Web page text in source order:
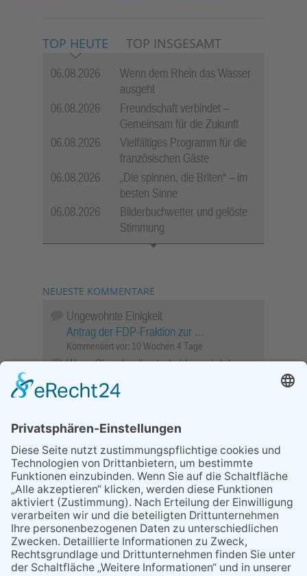
TOP HEUTE TOP INSGESAMT
06.08.2026
Wenn dem Rhein das Wasser
ausgeht
06.08.2026
Freundschaft verbindet –
Gemeinsam für die Zukunft
06.08.2026
Vielfältiges Programm für die
französischen Gäste
06.08.2026
„Die spinnen, die Briten“ – im
besten Sinne
06.08.2026
Bilderbuchwetter und gelöste
Stimmung
NEUESTE KOMMENTARE
Ungewohnte Einigkeit
Antrag der FDP-Fraktion zur …
Kommentiert vor: 10 Wochen 4 Tage
Wenn Sie schnell entscheiden, wird das
Objekt …
Bahnübergang Rüdesheim
Sperrung für Wassersportler schlägt hohe
Wellen
Sperrung der Stillgewässer
Kommentiert vor: 1 Jahr 50 Wochen
Literarischer Rückblick
Alte Schule
Kommentiert vor: 3 Jahre 18 Wochen
Abschaltung der Straßenbeleuchtung
Abschaltung der Strassenbeleuchtung
Kommentiert vor:3 Jahre 29 Wochen